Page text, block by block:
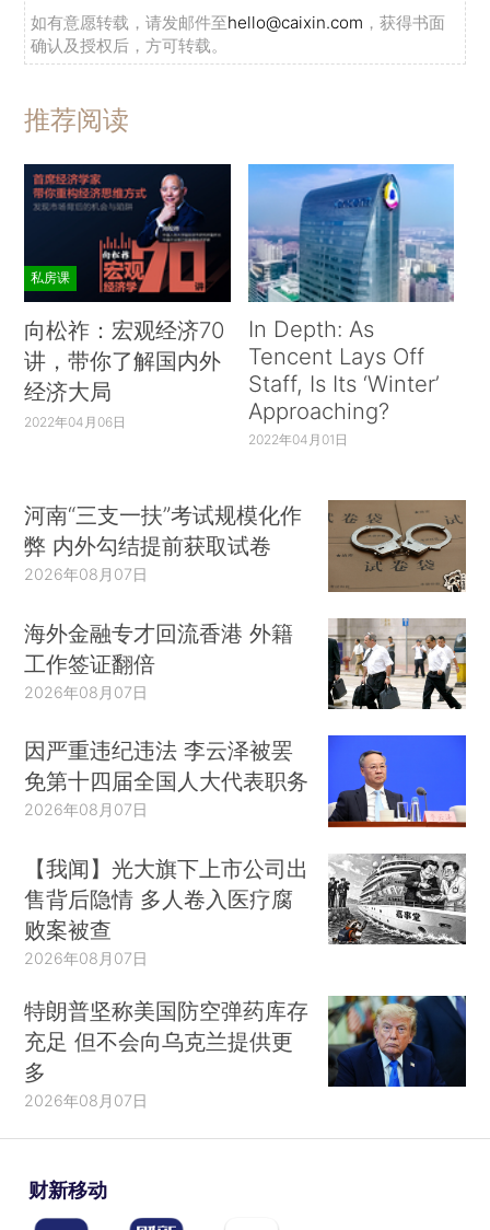
如有意愿转载，请发邮件至hello@caixin.com ，获得书面
确认及授权后，方可转载。
推荐阅读
私房课
向松祚：宏观经济70
讲，带你了解国内外
经济大局
2022年04月06日
In Depth: As
Tencent Lays Off
Staff, Is Its ‘Winter’
Approaching?
2022年04月01日
河南“三支一扶”考试规模化作
弊 内外勾结提前获取试卷
2026年08月07日
海外金融专才回流香港 外籍
工作签证翻倍
2026年08月07日
因严重违纪违法 李云泽被罢
免第十四届全国人大代表职务
2026年08月07日
【我闻】光大旗下上市公司出
售背后隐情 多人卷入医疗腐
败案被查
2026年08月07日
特朗普坚称美国防空弹药库存
充足 但不会向乌克兰提供更
多
2026年08月07日
财新移动